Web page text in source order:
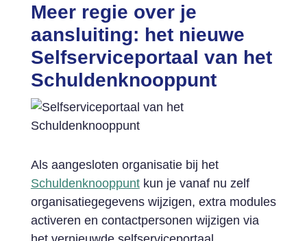
Meer regie over je
aansluiting: het nieuwe
Selfserviceportaal van het
Schuldenknooppunt
Als aangesloten organisatie bij het
Schuldenknooppuntkun je vanaf nu zelf
organisatiegegevens wijzigen, extra modules
activeren en contactpersonen wijzigen via